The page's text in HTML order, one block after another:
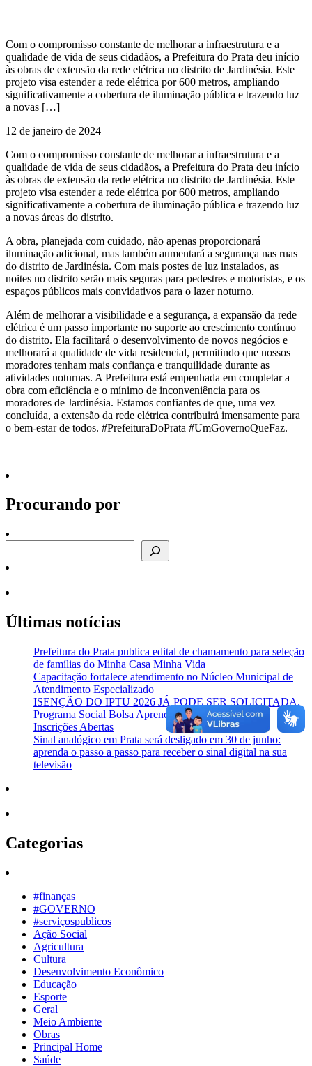
Com o compromisso constante de melhorar a infraestrutura e a
qualidade de vida de seus cidadãos, a Prefeitura do Prata deu início
às obras de extensão da rede elétrica no distrito de Jardinésia. Este
projeto visa estender a rede elétrica por 600 metros, ampliando
significativamente a cobertura de iluminação pública e trazendo luz
a novas […]
12 de janeiro de 2024
Com o compromisso constante de melhorar a infraestrutura e a
qualidade de vida de seus cidadãos, a Prefeitura do Prata deu início
às obras de extensão da rede elétrica no distrito de Jardinésia. Este
projeto visa estender a rede elétrica por 600 metros, ampliando
significativamente a cobertura de iluminação pública e trazendo luz
a novas áreas do distrito.
A obra, planejada com cuidado, não apenas proporcionará
iluminação adicional, mas também aumentará a segurança nas ruas
do distrito de Jardinésia. Com mais postes de luz instalados, as
noites no distrito serão mais seguras para pedestres e motoristas, e os
espaços públicos mais convidativos para o lazer noturno.
Além de melhorar a visibilidade e a segurança, a expansão da rede
elétrica é um passo importante no suporte ao crescimento contínuo
do distrito. Ela facilitará o desenvolvimento de novos negócios e
melhorará a qualidade de vida residencial, permitindo que nossos
moradores tenham mais confiança e tranquilidade durante as
atividades noturnas. A Prefeitura está empenhada em completar a
obra com eficiência e o mínimo de inconveniência para os
moradores de Jardinésia. Estamos confiantes de que, uma vez
concluída, a extensão da rede elétrica contribuirá imensamente para
o bem-estar de todos. #PrefeituraDoPrata #UmGovernoQueFaz.
Procurando por
Últimas notícias
Prefeitura do Prata publica edital de chamamento para seleção
de famílias do Minha Casa Minha Vida
Capacitação fortalece atendimento no Núcleo Municipal de
Atendimento Especializado
ISENÇÃO DO IPTU 2026 JÁ PODE SER SOLICITADA.
Programa Social Bolsa Aprendizagem Profissional –
Inscrições Abertas
Sinal analógico em Prata será desligado em 30 de junho:
aprenda o passo a passo para receber o sinal digital na sua
televisão
Categorias
#finanças
#GOVERNO
#serviçospublicos
Ação Social
Agricultura
Cultura
Desenvolvimento Econômico
Educação
Esporte
Geral
Meio Ambiente
Obras
Principal Home
Saúde